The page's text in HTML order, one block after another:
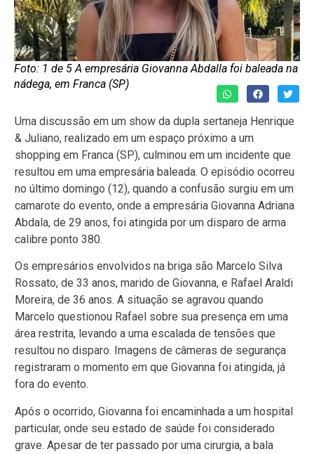
Foto: 1 de 5 A empresária Giovanna Abdalla foi baleada na
nádega, em Franca (SP)
Uma discussão em um show da dupla sertaneja Henrique
& Juliano, realizado em um espaço próximo a um
shopping em Franca (SP), culminou em um incidente que
resultou em uma empresária baleada. O episódio ocorreu
no último domingo (12), quando a confusão surgiu em um
camarote do evento, onde a empresária Giovanna Adriana
Abdala, de 29 anos, foi atingida por um disparo de arma
calibre ponto 380.
Os empresários envolvidos na briga são Marcelo Silva
Rossato, de 33 anos, marido de Giovanna, e Rafael Araldi
Moreira, de 36 anos. A situação se agravou quando
Marcelo questionou Rafael sobre sua presença em uma
área restrita, levando a uma escalada de tensões que
resultou no disparo. Imagens de câmeras de segurança
registraram o momento em que Giovanna foi atingida, já
fora do evento.
Após o ocorrido, Giovanna foi encaminhada a um hospital
particular, onde seu estado de saúde foi considerado
grave. Apesar de ter passado por uma cirurgia, a bala